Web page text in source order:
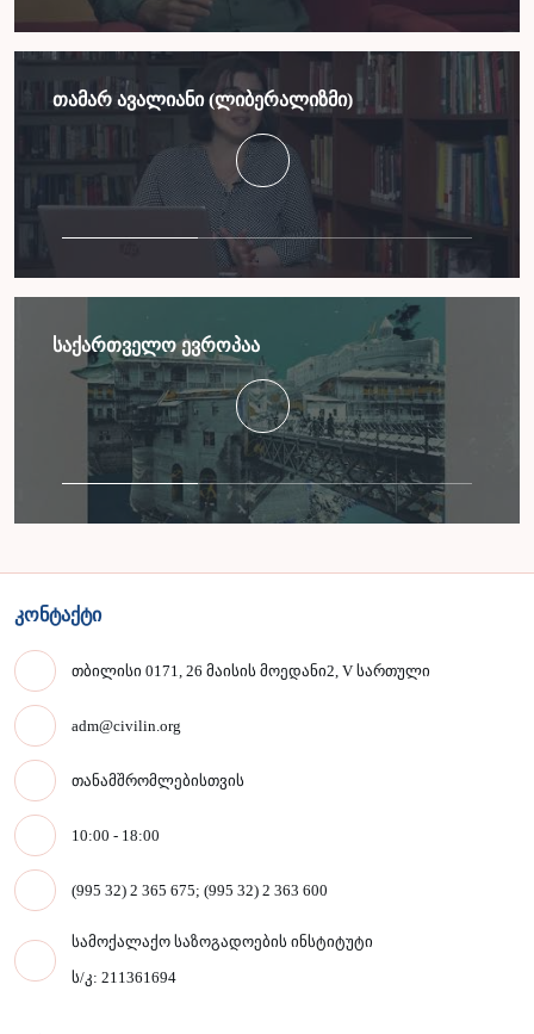
თამარ ავალიანი (ლიბერალიზმი)
საქართველო ევროპაა
კონტაქტი
თბილისი 0171, 26 მაისის მოედანი2, V სართული
adm@civilin.org
თანამშრომლებისთვის
10:00 - 18:00
(995 32) 2 365 675; (995 32) 2 363 600
სამოქალაქო საზოგადოების ინსტიტუტი
ს/კ: 211361694